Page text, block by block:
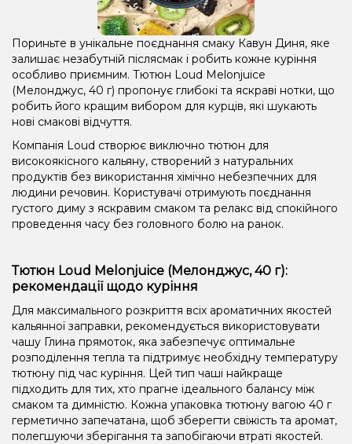
Пориньте в унікальне поєднання смаку Кавун Диня, яке
залишає незабутній післясмак і робить кожне куріння
особливо приємним. Тютюн Loud Melonjuice
(Мелонджус, 40 г) пропонує глибокі та яскраві нотки, що
робить його кращим вибором для курців, які шукають
нові смакові відчуття.
Компанія Loud створює виключно тютюн для
високоякісного кальяну, створений з натуральних
продуктів без використання хімічно небезпечних для
людини речовин. Користувачі отримують поєднання
густого диму з яскравим смаком та релакс від спокійного
проведення часу без головного болю на ранок.
Тютюн Loud Melonjuice (Мелонджус, 40 г):
рекомендації щодо куріння
Для максимального розкриття всіх ароматичних якостей
кальянної заправки, рекомендується використовувати
чашу Глина прямоток, яка забезпечує оптимальне
розподілення тепла та підтримує необхідну температуру
тютюну під час куріння. Цей тип чаші найкраще
підходить для тих, хто прагне ідеального балансу між
смаком та димністю. Кожна упаковка тютюну вагою 40 г
герметично запечатана, щоб зберегти свіжість та аромат,
полегшуючи зберігання та запобігаючи втраті якостей.